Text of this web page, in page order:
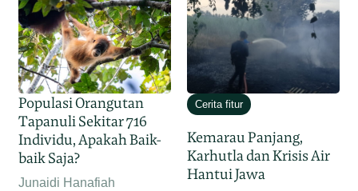
Populasi Orangutan
Tapanuli Sekitar 716
Individu, Apakah Baik-
baik Saja?
Junaidi Hanafiah
Cerita fitur
Kemarau Panjang,
Karhutla dan Krisis Air
Hantui Jawa